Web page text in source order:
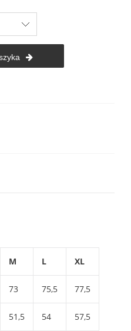
M L XL
73 75,5 77,5
51,5 54 57,5